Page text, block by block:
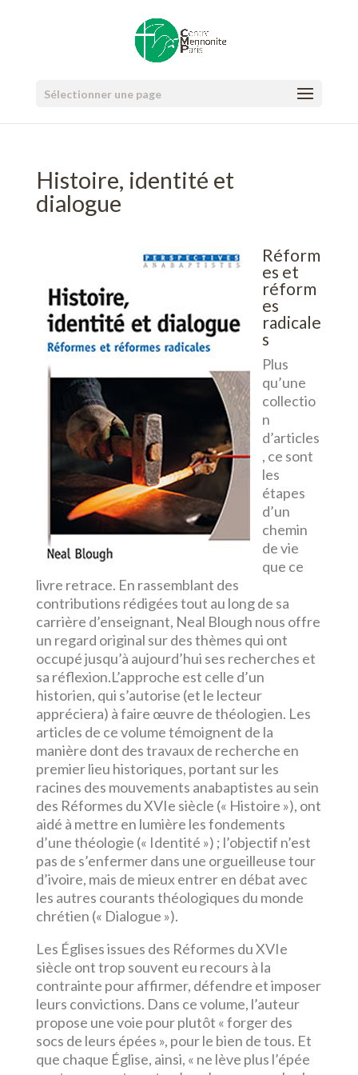
Sélectionner une page
Histoire, identité et
dialogue
Réform
es et
réform
es
radicale
s
Plus
qu’une
collectio
n
d’articles
, ce sont
les
étapes
d’un
chemin
de vie
que ce
livre retrace. En rassemblant des
contributions rédigées tout au long de sa
carrière d’enseignant, Neal Blough nous offre
un regard original sur des thèmes qui ont
occupé jusqu’à aujourd’hui ses recherches et
sa réflexion.L’approche est celle d’un
historien, qui s’autorise (et le lecteur
appréciera) à faire œuvre de théologien. Les
articles de ce volume témoignent de la
manière dont des travaux de recherche en
premier lieu historiques, portant sur les
racines des mouvements anabaptistes au sein
des Réformes du XVIe siècle (« Histoire »), ont
aidé à mettre en lumière les fondements
d’une théologie (« Identité ») ; l’objectif n’est
pas de s’enfermer dans une orgueilleuse tour
d’ivoire, mais de mieux entrer en débat avec
les autres courants théologiques du monde
chrétien (« Dialogue »).
Les Églises issues des Réformes du XVIe
siècle ont trop souvent eu recours à la
contrainte pour affirmer, défendre et imposer
leurs convictions. Dans ce volume, l’auteur
propose une voie pour plutôt « forger des
socs de leurs épées », pour le bien de tous. Et
que chaque Église, ainsi, « ne lève plus l’épée